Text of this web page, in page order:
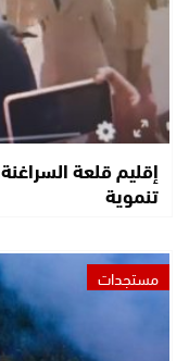
إقليم قلعة
تنموية
مستجدات